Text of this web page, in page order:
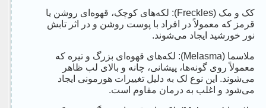
کک و مک (Freckles): لکه‌های کوچک، قهوه‌ای روشن یا
قرمز که معمولاً در افراد با پوست روشن و در اثر تابش
نور خورشید ایجاد می‌شوند.
ملاسما (Melasma): لکه‌های قهوه‌ای بزرگ و تیره که
معمولاً روی گونه‌ها، پیشانی، چانه و بالای لب ظاهر
می‌شوند. این نوع لک به دلیل تغییرات هورمونی ایجاد
می‌شود و اغلب به درمان مقاوم است.